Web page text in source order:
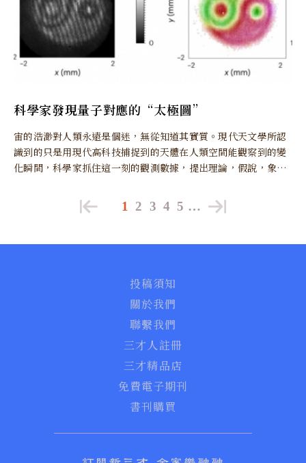
科學家發現量子對應的“太極圖”
宙的浩渺對人類永遠是個迷，無從知道其實質。現代天文學所認
識到的只是用現代高科技捕捉到的天體在人類空間能觀察到的變
化瞬間，科學家抓住這一刻的觀測數據，提出理論，假說，象盲
1 2 3 4 5 …
投稿須知
關於我們
聯繫我們
三才人註冊
三才精品店
免費電子期刊
書刊購買